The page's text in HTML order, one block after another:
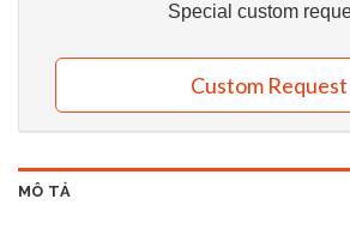
Special custom
Custom Request
MÔ TẢ